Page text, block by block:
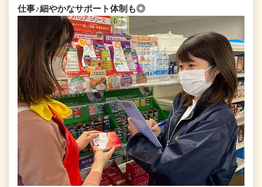
仕事♪細やかなサポート体制も◎